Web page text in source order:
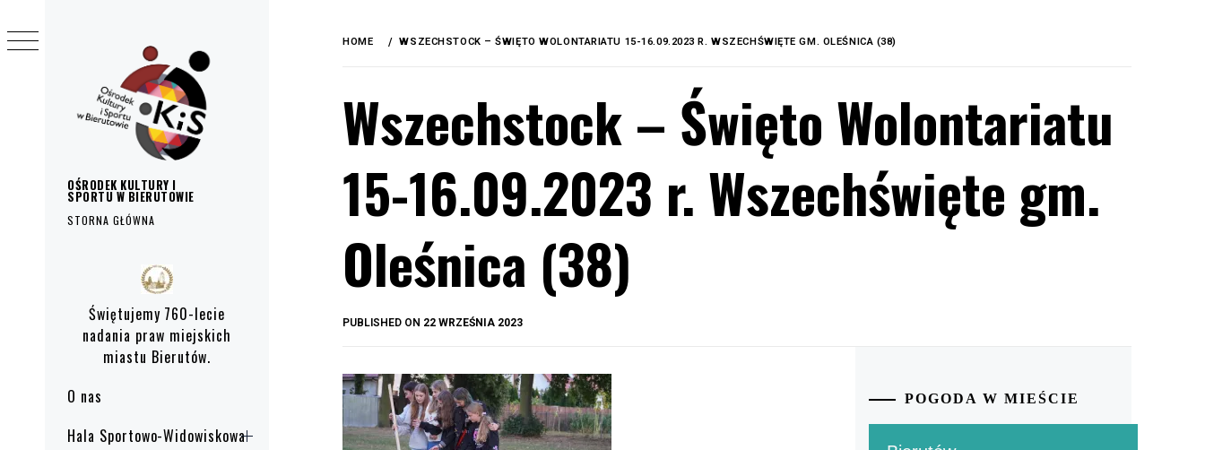
OŚRODEK KULTURY I
SPORTU W BIERUTOWIE
STORNA GŁÓWNA
Świętujemy 760-lecie
nadania praw miejskich
miastu Bierutów.
O nas
Hala Sportowo-Widowiskowa
HOME WSZECHSTOCK – ŚWIĘTO WOLONTARIATU 15-16.09.2023 R. WSZECHŚWIĘTE GM. OLEŚNICA (38)
Wszechstock – Święto Wolontariatu
15-16.09.2023 r. Wszechświęte gm.
Oleśnica (38)
PUBLISHED ON 22 WRZEŚNIA 2023
POGODA W MIEŚCIE